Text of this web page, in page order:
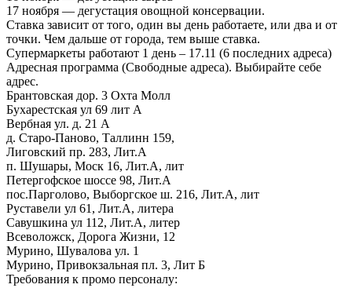
17 ноября — дегустация овощной консервации.
Ставка зависит от того, один вы день работаете, или два и от
точки. Чем дальше от города, тем выше ставка.
Супермаркеты работают 1 день – 17.11 (6 последних адреса)
Адресная программа (Свободные адреса). Выбирайте себе
адрес.
Брантовская дор. 3 Охта Молл
Бухарестская ул 69 лит А
Вербная ул. д. 21 А
д. Старо-Паново, Таллинн 159,
Лиговский пр. 283, Лит.А
п. Шушары, Моск 16, Лит.А, лит
Петергофское шоссе 98, Лит.А
пос.Парголово, Выборгское ш. 216, Лит.А, лит
Руставели ул 61, Лит.А, литера
Савушкина ул 112, Лит.А, литер
Всеволожск, Дорога Жизни, 12
Мурино, Шувалова ул. 1
Мурино, Привокзальная пл. 3, Лит Б
Требования к промо персоналу: